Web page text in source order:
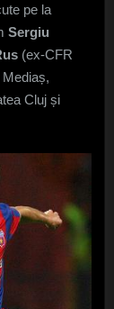
de
la
FCSB
U
Cluj
pe la
Sergiu
(ex-CFR
Cluj și